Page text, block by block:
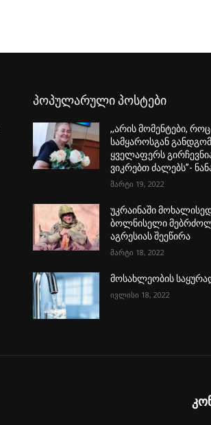
პოპულარული პოსტები
,,არის მომენტები,
სამყაროსგან
ყველაფერს
ვიკრებთ ძალებს”-
მარტი 19, 2022
უკრაინაში
ბოლნისელი
აგრესიას შეეწირა
მარტი 18, 2022
მოსახლეობის
ივლისი 18, 2022